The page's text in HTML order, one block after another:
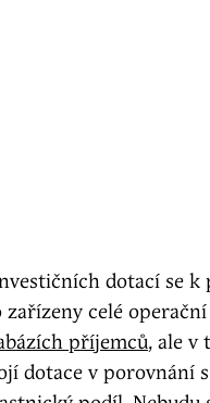
dotací se
zařízeny celé
příjemců, ale v
dotace v porovnání